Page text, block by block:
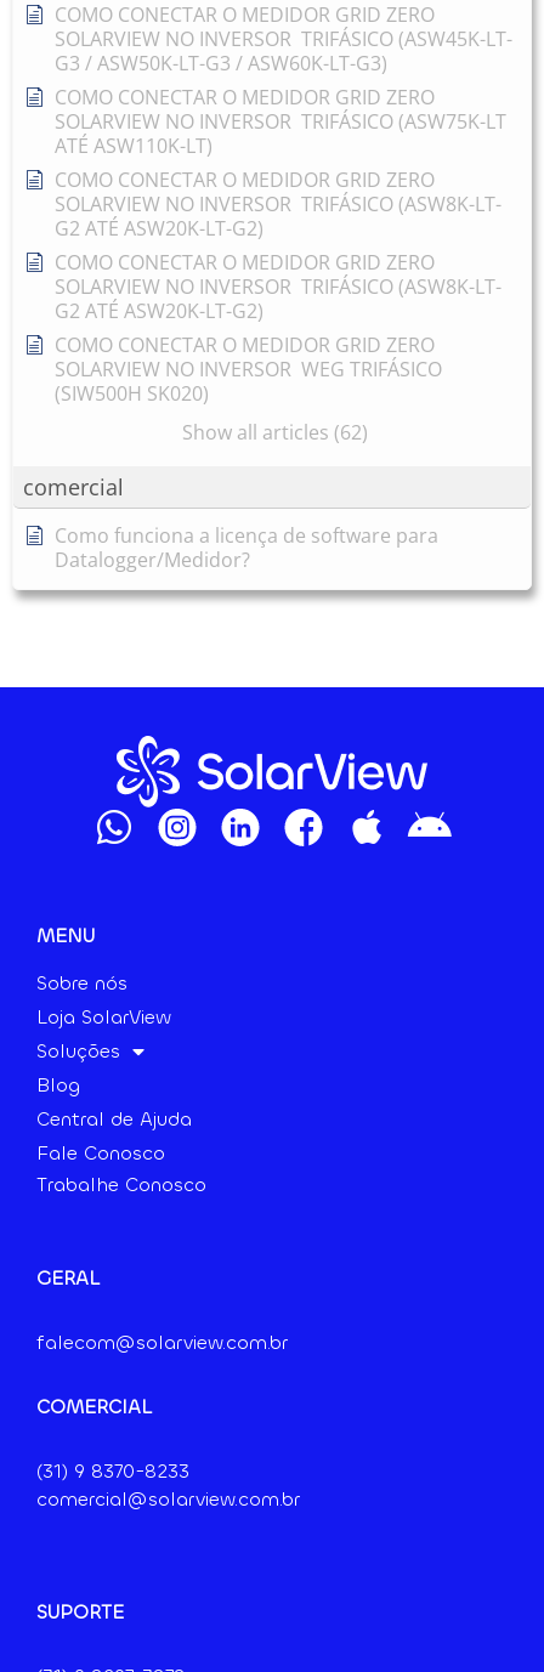
COMO CONECTAR O MEDIDOR GRID ZERO
SOLARVIEW NO INVERSOR TRIFÁSICO (ASW45K-LT-
G3 / ASW50K-LT-G3 / ASW60K-LT-G3)
COMO CONECTAR O MEDIDOR GRID ZERO
SOLARVIEW NO INVERSOR TRIFÁSICO (ASW75K-LT
ATÉ ASW110K-LT)
COMO CONECTAR O MEDIDOR GRID ZERO
SOLARVIEW NO INVERSOR TRIFÁSICO (ASW8K-LT-
G2 ATÉ ASW20K-LT-G2)
COMO CONECTAR O MEDIDOR GRID ZERO
SOLARVIEW NO INVERSOR TRIFÁSICO (ASW8K-LT-
G2 ATÉ ASW20K-LT-G2)
COMO CONECTAR O MEDIDOR GRID ZERO
SOLARVIEW NO INVERSOR WEG TRIFÁSICO
(SIW500H SK020)
Show all articles (62)
comercial
Como funciona a licença de software para
Datalogger/Medidor?
MENU
Sobre nós
Loja SolarView
Soluções
Blog
Central de Ajuda
Fale Conosco
Trabalhe Conosco
GERAL
falecom@solarview.com.br
COMERCIAL
(31) 9 8370-8233
comercial@solarview.com.br
SUPORTE